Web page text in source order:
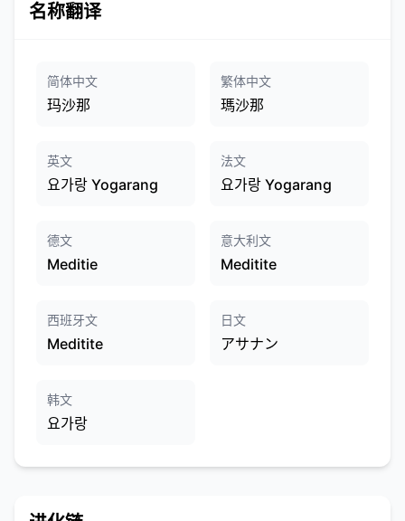
名称翻译
简体中文
玛沙那
繁体中文
瑪沙那
英文
요가랑 Yogarang
法文
요가랑 Yogarang
德文
Meditie
意大利文
Meditite
西班牙文
Meditite
日文
アサナン
韩文
요가랑